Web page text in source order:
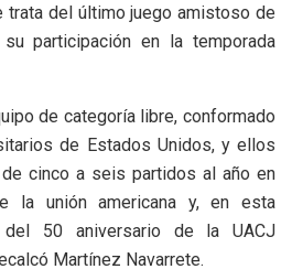
trata del último juego amistoso de
participación en la temporada
de categoría libre, conformado
de Estados Unidos, y ellos
cinco a seis partidos al año en
la unión americana y, en esta
50 aniversario de la UACJ
Martínez Navarrete.